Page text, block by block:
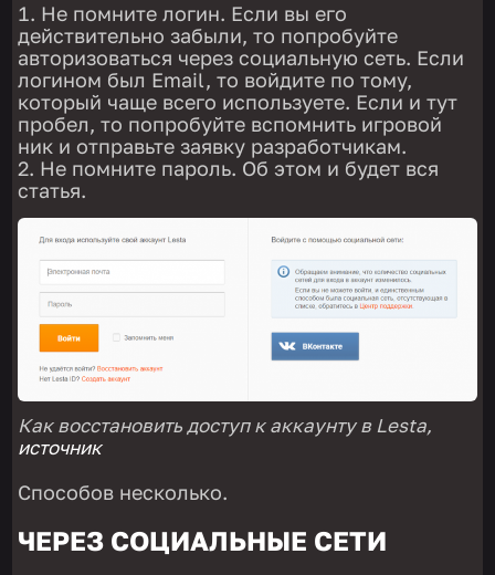
Не помните логин. Если вы его
действительно забыли, то попробуйте
авторизоваться через социальную сеть. Если
логином был Email, то войдите по тому,
который чаще всего используете. Если и тут
пробел, то попробуйте вспомнить игровой
ник и отправьте заявку разработчикам.
Не помните пароль. Об этом и будет вся
статья.
Как восстановить доступ к аккаунту в Lesta,
источник
Способов несколько.
ЧЕРЕЗ СОЦИАЛЬНЫЕ СЕТИ